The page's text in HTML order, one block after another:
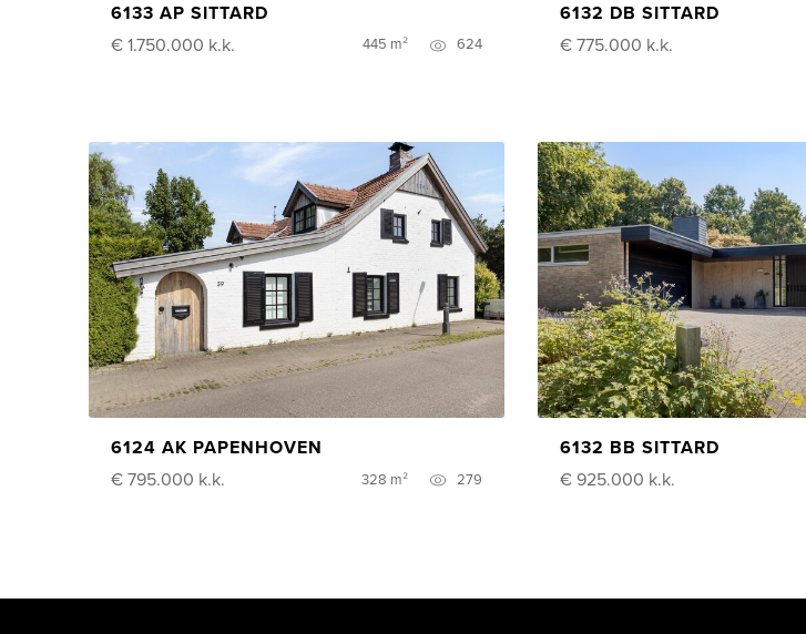
6133 AP SITTARD
€ 1.750.000 k.k. 445 m² 624
6132 DB SITTARD
€ 775.000 k.k.
6124 AK PAPENHOVEN
€ 795.000 k.k. 328 m² 279
6132 BB SITTARD
€ 925.000 k.k.